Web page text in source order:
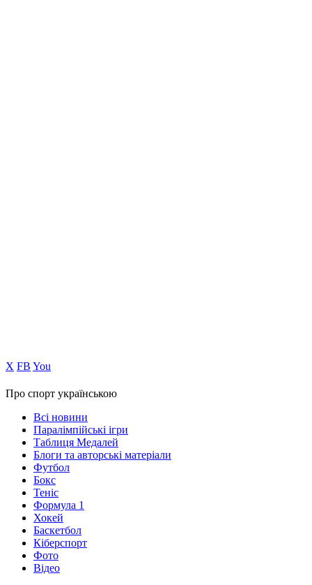
Х FB You
Про спорт українською
Всі новини
Паралімпійські ігри
Таблиця Медалей
Блоги та авторські матеріали
Футбол
Бокс
Теніс
Формула 1
Хокей
Баскетбол
Кіберспорт
Фото
Відео